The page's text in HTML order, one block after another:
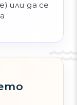
или да се